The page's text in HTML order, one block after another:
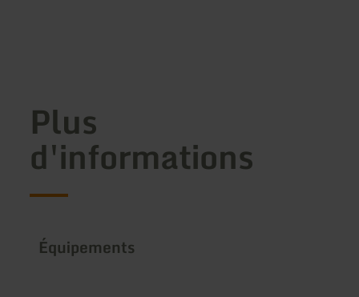
Plus
d'informations
Équipements